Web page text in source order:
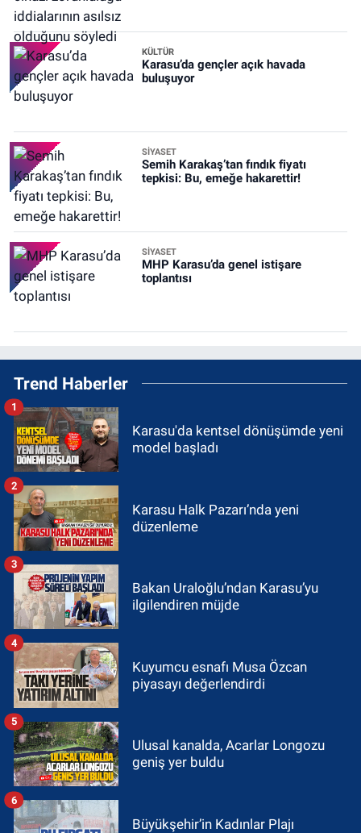
KÜLTÜR
Karasu’da gençler açık havada
buluşuyor
SİYASET
Semih Karakaş’tan fındık fiyatı
tepkisi: Bu, emeğe hakarettir!
SİYASET
MHP Karasu’da genel istişare
toplantısı
Trend Haberler
Karasu'da kentsel dönüşümde yeni
model başladı
1
Karasu Halk Pazarı’nda yeni
düzenleme
2
Bakan Uraloğlu’ndan Karasu’yu
ilgilendiren müjde
3
Kuyumcu esnafı Musa Özcan
piyasayı değerlendirdi
4
Ulusal kanalda, Acarlar Longozu
geniş yer buldu
5
Büyükşehir’in Kadınlar Plajı
6